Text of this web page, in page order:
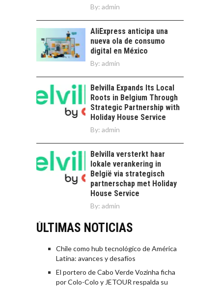
By: admin
AliExpress anticipa una
nueva ola de consumo
digital en México
By: admin
Belvilla Expands Its Local
Roots in Belgium Through
Strategic Partnership with
Holiday House Service
By: admin
Belvilla versterkt haar
lokale verankering in
België via strategisch
partnerschap met Holiday
House Service
By: admin
ÚLTIMAS NOTICIAS
Chile como hub tecnológico de América
Latina: avances y desafíos
El portero de Cabo Verde Vozinha ficha
por Colo-Colo y JETOUR respalda su